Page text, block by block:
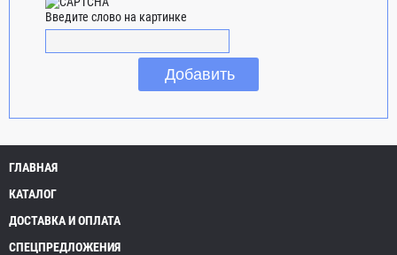
Введите слово на картинке
ГЛАВНАЯ
КАТАЛОГ
ДОСТАВКА И ОПЛАТА
СПЕЦПРЕДЛОЖЕНИЯ